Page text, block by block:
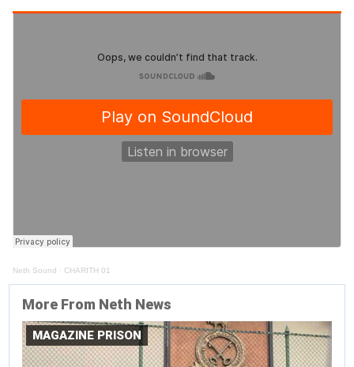
Neth Sound · CHARITH 01
More From Neth News
MAGAZINE PRISON